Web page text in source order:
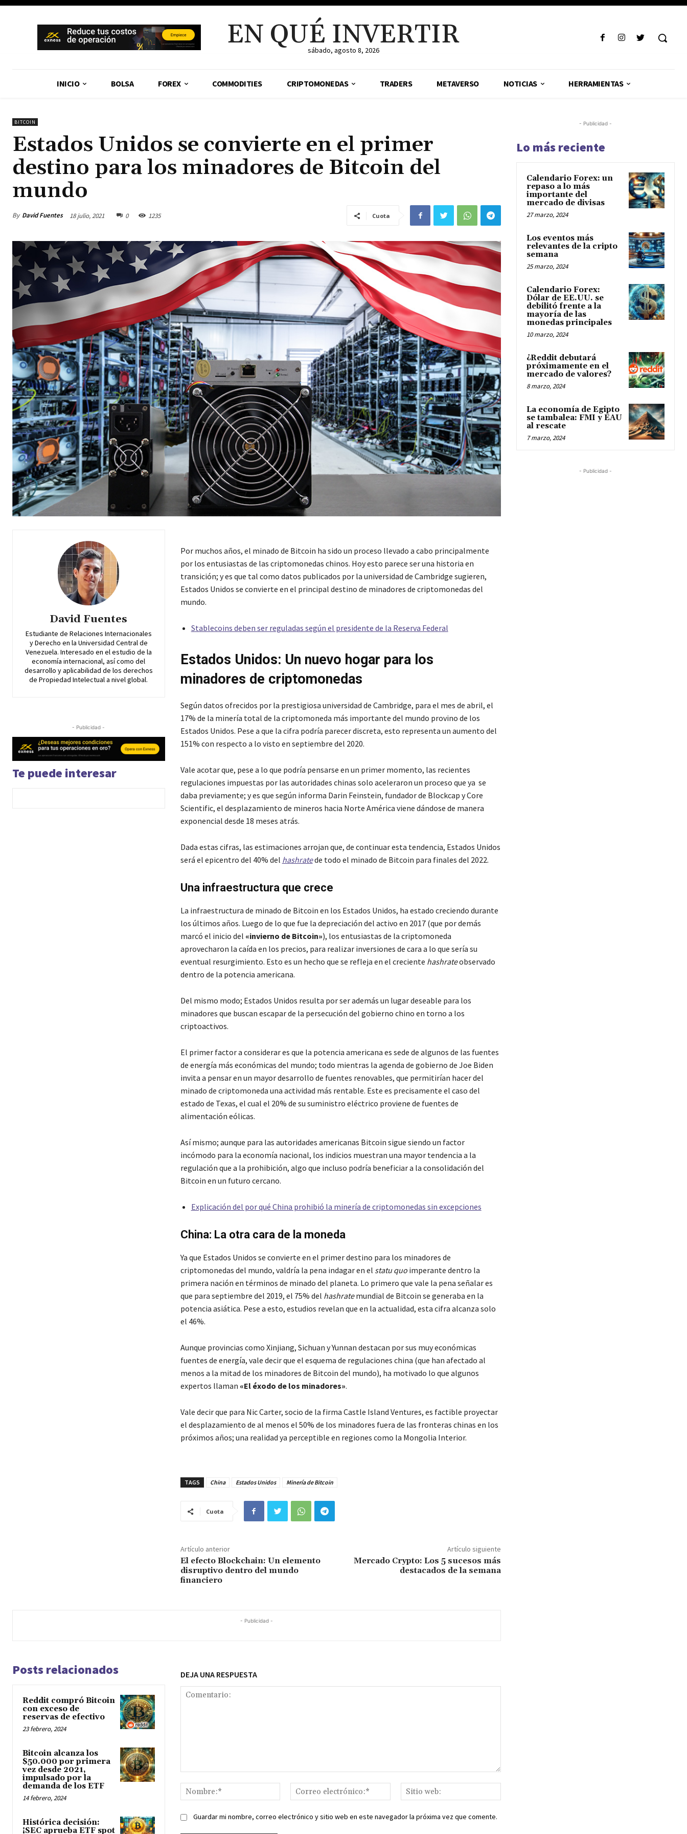
EN QUÉ INVERTIR
sábado, agosto 8, 2026
INICIO BOLSA FOREX COMMODITIES CRIPTOMONEDAS TRADERS METAVERSO NOTICIAS HERRAMIENTAS
BITCOIN
Estados Unidos se convierte en el primer
destino para los minadores de Bitcoin del
mundo
By David Fuentes 18 julio, 2021 0 1235 Cuota
David Fuentes
Estudiante de Relaciones Internacionales
y Derecho en la Universidad Central de
Venezuela. Interesado en el estudio de la
economía internacional, así como del
desarrollo y aplicabilidad de los derechos
de Propiedad Intelectual a nivel global.
- Publicidad -
Te puede interesar
Por muchos años, el minado de Bitcoin ha sido un proceso llevado a cabo principalmente
por los entusiastas de las criptomonedas chinos. Hoy esto parece ser una historia en
transición; y es que tal como datos publicados por la universidad de Cambridge sugieren,
Estados Unidos se convierte en el principal destino de minadores de criptomonedas del
mundo.
Stablecoins deben ser reguladas según el presidente de la Reserva Federal
Estados Unidos: Un nuevo hogar para los
minadores de criptomonedas
Según datos ofrecidos por la prestigiosa universidad de Cambridge, para el mes de abril, el
17% de la minería total de la criptomoneda más importante del mundo provino de los
Estados Unidos. Pese a que la cifra podría parecer discreta, esto representa un aumento del
151% con respecto a lo visto en septiembre del 2020.
Vale acotar que, pese a lo que podría pensarse en un primer momento, las recientes
regulaciones impuestas por las autoridades chinas solo aceleraron un proceso que ya se
daba previamente; y es que según informa Darin Feinstein, fundador de Blockcap y Core
Scientific, el desplazamiento de mineros hacia Norte América viene dándose de manera
exponencial desde 18 meses atrás.
Dada estas cifras, las estimaciones arrojan que, de continuar esta tendencia, Estados Unidos
será el epicentro del 40% del hashratede todo el minado de Bitcoin para finales del 2022.
Una infraestructura que crece
La infraestructura de minado de Bitcoin en los Estados Unidos, ha estado creciendo durante
los últimos años. Luego de lo que fue la depreciación del activo en 2017 (que por demás
marcó el inicio del «invierno de Bitcoin»), los entusiastas de la criptomoneda
aprovecharon la caída en los precios, para realizar inversiones de cara a lo que sería su
eventual resurgimiento. Esto es un hecho que se refleja en el creciente hashrateobservado
dentro de la potencia americana.
Del mismo modo; Estados Unidos resulta por ser además un lugar deseable para los
minadores que buscan escapar de la persecución del gobierno chino en torno a los
criptoactivos.
El primer factor a considerar es que la potencia americana es sede de algunos de las fuentes
de energía más económicas del mundo; todo mientras la agenda de gobierno de Joe Biden
invita a pensar en un mayor desarrollo de fuentes renovables, que permitirían hacer del
minado de criptomoneda una actividad más rentable. Este es precisamente el caso del
estado de Texas, el cual el 20% de su suministro eléctrico proviene de fuentes de
alimentación eólicas.
Así mismo; aunque para las autoridades americanas Bitcoin sigue siendo un factor
incómodo para la economía nacional, los indicios muestran una mayor tendencia a la
regulación que a la prohibición, algo que incluso podría beneficiar a la consolidación del
Bitcoin en un futuro cercano.
Explicación del por qué China prohibió la minería de criptomonedas sin excepciones
China: La otra cara de la moneda
Ya que Estados Unidos se convierte en el primer destino para los minadores de
criptomonedas del mundo, valdría la pena indagar en el statu quoimperante dentro la
primera nación en términos de minado del planeta. Lo primero que vale la pena señalar es
que para septiembre del 2019, el 75% del hashratemundial de Bitcoin se generaba en la
potencia asiática. Pese a esto, estudios revelan que en la actualidad, esta cifra alcanza solo
el 46%.
Aunque provincias como Xinjiang, Sichuan y Yunnan destacan por sus muy económicas
fuentes de energía, vale decir que el esquema de regulaciones china (que han afectado al
menos a la mitad de los minadores de Bitcoin del mundo), ha motivado lo que algunos
expertos llaman «El éxodo de los minadores».
Vale decir que para Nic Carter, socio de la firma Castle Island Ventures, es factible proyectar
el desplazamiento de al menos el 50% de los minadores fuera de las fronteras chinas en los
próximos años; una realidad ya perceptible en regiones como la Mongolia Interior.
TAGS China Estados Unidos Minería de Bitcoin
Cuota
Artículo anterior
El efecto Blockchain: Un elemento
disruptivo dentro del mundo
financiero
Artículo siguiente
Mercado Crypto: Los 5 sucesos más
destacados de la semana
- Publicidad -
Posts relacionados
Reddit compró Bitcoin
con exceso de
reservas de efectivo
23 febrero, 2024
Bitcoin alcanza los
$50.000 por primera
vez desde 2021,
impulsado por la
demanda de los ETF
14 febrero, 2024
Histórica decisión:
¡SEC aprueba ETF spot
DEJA UNA RESPUESTA
Nombre:*
Correo
electrónico:*
web:
Guardar mi nombre, correo electrónico y sitio web en este navegador la próxima vez que comente.
- Publicidad -
Lo más reciente
Calendario Forex: un
repaso a lo más
importante del
mercado de divisas
27 marzo, 2024
Los eventos más
relevantes de la cripto
semana
25 marzo, 2024
Calendario Forex:
Dólar de EE.UU. se
debilitó frente a la
mayoría de las
monedas principales
10 marzo, 2024
¿Reddit debutará
próximamente en el
mercado de valores?
8 marzo, 2024
La economía de Egipto
se tambalea: FMI y EAU
al rescate
7 marzo, 2024
- Publicidad -